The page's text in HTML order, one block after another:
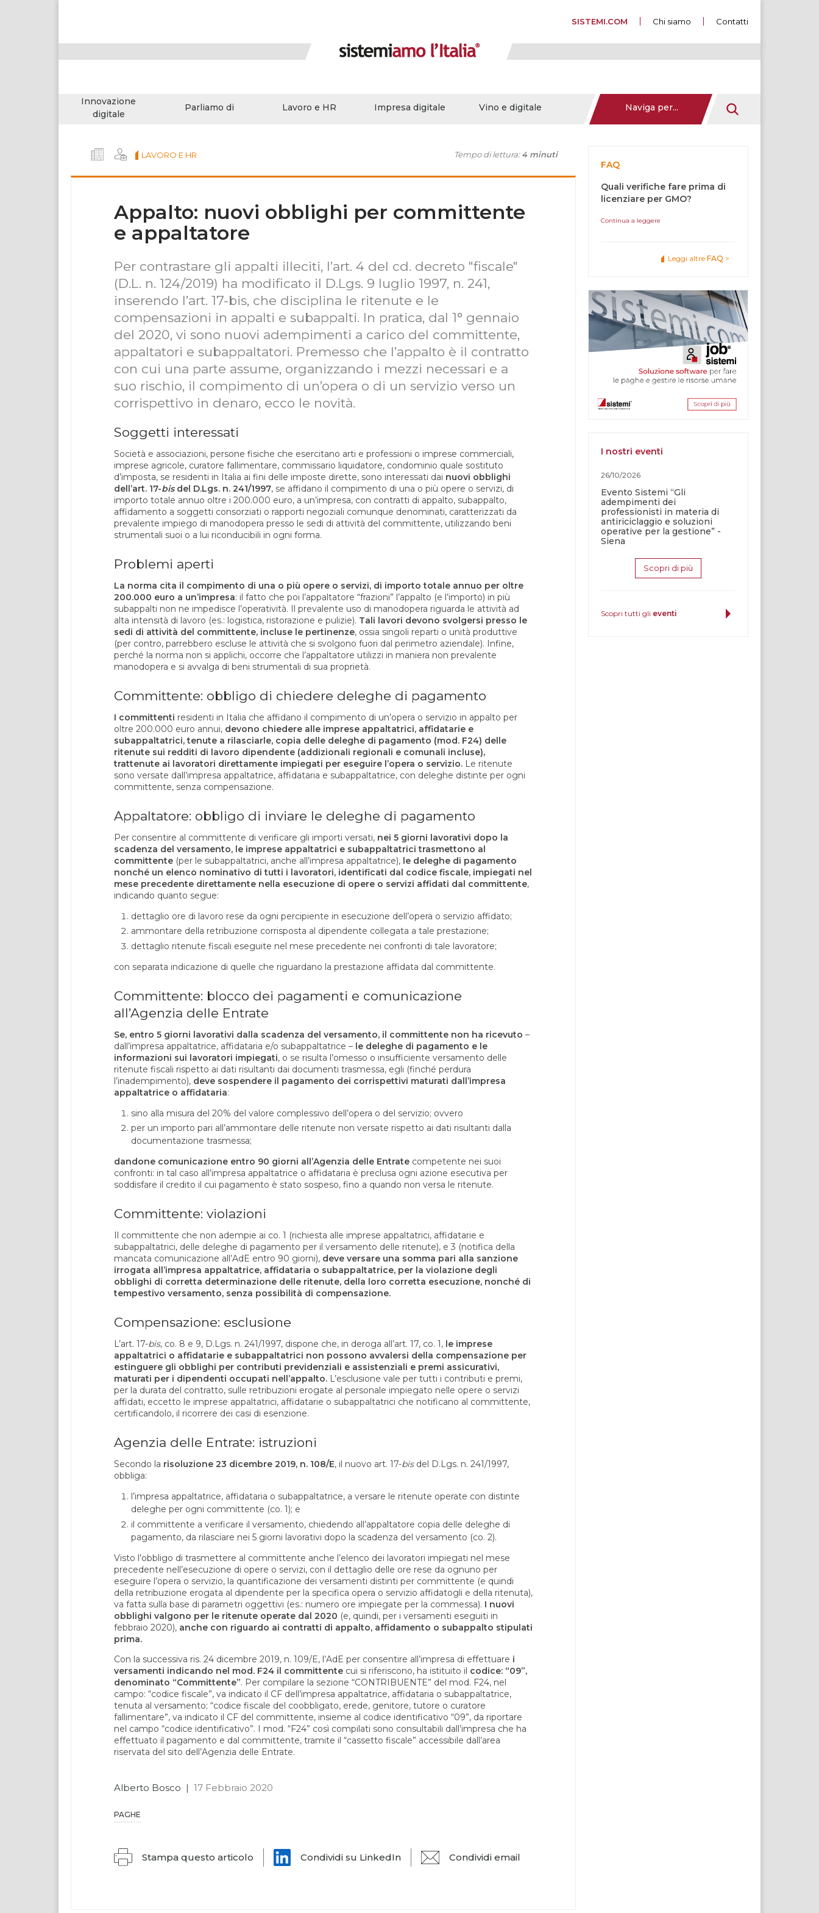
SISTEMI.COM Chi siamo Contatti
Innovazione
digitale
Parliamo di Lavoro e HR Impresa digitale Vino e digitale Naviga per...
LAVORO E HR Tempo di lettura:4 minuti
Appalto: nuovi obblighi per committente
e appaltatore
Per contrastare gli appalti illeciti, l’art. 4 del cd. decreto "fiscale"
(D.L. n. 124/2019) ha modificato il D.Lgs. 9 luglio 1997, n. 241,
inserendo l’art. 17-bis, che disciplina le ritenute e le
compensazioni in appalti e subappalti. In pratica, dal 1° gennaio
del 2020, vi sono nuovi adempimenti a carico del committente,
appaltatori e subappaltatori. Premesso che l’appalto è il contratto
con cui una parte assume, organizzando i mezzi necessari e a
suo rischio, il compimento di un’opera o di un servizio verso un
corrispettivo in denaro, ecco le novità.
Soggetti interessati
Società e associazioni, persone fisiche che esercitano arti e professioni o imprese commerciali,
imprese agricole, curatore fallimentare, commissario liquidatore, condominio quale sostituto
d’imposta, se residenti in Italia ai fini delle imposte dirette, sono interessati dai nuovi obblighi
dell’art. 17-bis del D.Lgs. n. 241/1997, se affidano il compimento di una o più opere o servizi, di
importo totale annuo oltre i 200.000 euro, a un’impresa, con contratti di appalto, subappalto,
affidamento a soggetti consorziati o rapporti negoziali comunque denominati, caratterizzati da
prevalente impiego di manodopera presso le sedi di attività del committente, utilizzando beni
strumentali suoi o a lui riconducibili in ogni forma.
Problemi aperti
La norma cita il compimento di una o più opere o servizi, di importo totale annuo per oltre
200.000 euro a un’impresa: il fatto che poi l’appaltatore “frazioni” l’appalto (e l’importo) in più
subappalti non ne impedisce l’operatività. Il prevalente uso di manodopera riguarda le attività ad
alta intensità di lavoro (es.: logistica, ristorazione e pulizie). Tali lavori devono svolgersi presso le
sedi di attività del committente, incluse le pertinenze, ossia singoli reparti o unità produttive
(per contro, parrebbero escluse le attività che si svolgono fuori dal perimetro aziendale). Infine,
perché la norma non si applichi, occorre che l’appaltatore utilizzi in maniera non prevalente
manodopera e si avvalga di beni strumentali di sua proprietà.
Committente: obbligo di chiedere deleghe di pagamento
I committenti residenti in Italia che affidano il compimento di un’opera o servizio in appalto per
oltre 200.000 euro annui, devono chiedere alle imprese appaltatrici, affidatarie e
subappaltatrici, tenute a rilasciarle, copia delle deleghe di pagamento (mod. F24) delle
ritenute sui redditi di lavoro dipendente (addizionali regionali e comunali incluse),
trattenute ai lavoratori direttamente impiegati per eseguire l’opera o servizio. Le ritenute
sono versate dall’impresa appaltatrice, affidataria e subappaltatrice, con deleghe distinte per ogni
committente, senza compensazione.
Appaltatore: obbligo di inviare le deleghe di pagamento
Per consentire al committente di verificare gli importi versati, nei 5 giorni lavorativi dopo la
scadenza del versamento, le imprese appaltatrici e subappaltatrici trasmettono al
committente (per le subappaltatrici, anche all’impresa appaltatrice), le deleghe di pagamento
nonché un elenco nominativo di tutti i lavoratori, identificati dal codice fiscale, impiegati nel
mese precedente direttamente nella esecuzione di opere o servizi affidati dal committente,
indicando quanto segue:
dettaglio ore di lavoro rese da ogni percipiente in esecuzione dell’opera o servizio affidato;
ammontare della retribuzione corrisposta al dipendente collegata a tale prestazione;
dettaglio ritenute fiscali eseguite nel mese precedente nei confronti di tale lavoratore;
con separata indicazione di quelle che riguardano la prestazione affidata dal committente.
Committente: blocco dei pagamenti e comunicazione
all’Agenzia delle Entrate
Se, entro 5 giorni lavorativi dalla scadenza del versamento, il committente non ha ricevuto –
dall’impresa appaltatrice, affidataria e/o subappaltatrice – le deleghe di pagamento e le
informazioni sui lavoratori impiegati, o se risulta l’omesso o insufficiente versamento delle
ritenute fiscali rispetto ai dati risultanti dai documenti trasmessa, egli (finché perdura
l’inadempimento), deve sospendere il pagamento dei corrispettivi maturati dall’impresa
appaltatrice o affidataria:
sino alla misura del 20% del valore complessivo dell’opera o del servizio; ovvero
per un importo pari all’ammontare delle ritenute non versate rispetto ai dati risultanti dalla
documentazione trasmessa;
dandone comunicazione entro 90 giorni all’Agenzia delle Entrate competente nei suoi
confronti: in tal caso all’impresa appaltatrice o affidataria è preclusa ogni azione esecutiva per
soddisfare il credito il cui pagamento è stato sospeso, fino a quando non versa le ritenute.
Committente: violazioni
Il committente che non adempie ai co. 1 (richiesta alle imprese appaltatrici, affidatarie e
subappaltatrici, delle deleghe di pagamento per il versamento delle ritenute), e 3 (notifica della
mancata comunicazione all’AdE entro 90 giorni), deve versare una somma pari alla sanzione
irrogata all’impresa appaltatrice, affidataria o subappaltatrice, per la violazione degli
obblighi di corretta determinazione delle ritenute, della loro corretta esecuzione, nonché di
tempestivo versamento, senza possibilità di compensazione.
Compensazione: esclusione
L’art. 17-bis, co. 8 e 9, D.Lgs. n. 241/1997, dispone che, in deroga all’art. 17, co. 1, le imprese
appaltatrici o affidatarie e subappaltatrici non possono avvalersi della compensazione per
estinguere gli obblighi per contributi previdenziali e assistenziali e premi assicurativi,
maturati per i dipendenti occupati nell’appalto. L’esclusione vale per tutti i contributi e premi,
per la durata del contratto, sulle retribuzioni erogate al personale impiegato nelle opere o servizi
affidati, eccetto le imprese appaltatrici, affidatarie o subappaltatrici che notificano al committente,
certificandolo, il ricorrere dei casi di esenzione.
Agenzia delle Entrate: istruzioni
Secondo la risoluzione 23 dicembre 2019, n. 108/E, il nuovo art. 17-bisdel D.Lgs. n. 241/1997,
obbliga:
l’impresa appaltatrice, affidataria o subappaltatrice, a versare le ritenute operate con distinte
deleghe per ogni committente (co. 1); e
il committente a verificare il versamento, chiedendo all’appaltatore copia delle deleghe di
pagamento, da rilasciare nei 5 giorni lavorativi dopo la scadenza del versamento (co. 2).
Visto l’obbligo di trasmettere al committente anche l’elenco dei lavoratori impiegati nel mese
precedente nell’esecuzione di opere o servizi, con il dettaglio delle ore rese da ognuno per
eseguire l’opera o servizio, la quantificazione dei versamenti distinti per committente (e quindi
della retribuzione erogata al dipendente per la specifica opera o servizio affidatogli e della ritenuta),
va fatta sulla base di parametri oggettivi (es.: numero ore impiegate per la commessa). I nuovi
obblighi valgono per le ritenute operate dal 2020 (e, quindi, per i versamenti eseguiti in
febbraio 2020), anche con riguardo ai contratti di appalto, affidamento o subappalto stipulati
prima.
Con la successiva ris. 24 dicembre 2019, n. 109/E, l’AdE per consentire all’impresa di effettuare i
versamenti indicando nel mod. F24 il committente cui si riferiscono, ha istituito il codice: “09”,
denominato “Committente”. Per compilare la sezione “CONTRIBUENTE” del mod. F24, nel
campo: “codice fiscale”, va indicato il CF dell’impresa appaltatrice, affidataria o subappaltatrice,
tenuta al versamento; “codice fiscale del coobbligato, erede, genitore, tutore o curatore
fallimentare”, va indicato il CF del committente, insieme al codice identificativo “09”, da riportare
nel campo “codice identificativo”. I mod. “F24” così compilati sono consultabili dall’impresa che ha
effettuato il pagamento e dal committente, tramite il “cassetto fiscale” accessibile dall’area
riservata del sito dell’Agenzia delle Entrate.
Alberto Bosco | 17 Febbraio 2020
PAGHE
Stampa questo articolo Condividi su LinkedIn Condividi email
FAQ
Quali verifiche fare prima di
licenziare per GMO?
Continua a leggere
Leggi altre FAQ >
I nostri eventi
26/10/2026
Evento Sistemi “Gli
adempimenti dei
professionisti in materia di
antiriciclaggio e soluzioni
operative per la gestione” -
Siena
Scopri di più
Scopri tutti gli eventi